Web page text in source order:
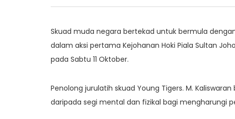
Skuad muda negara bertekad untuk bermula
dalam aksi pertama Kejohanan Hoki Piala Sultan
pada Sabtu 11 Oktober.
Penolong jurulatih skuad Young Tigers. M.
daripada segi mental dan fizikal bagi mengharungi